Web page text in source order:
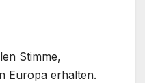
Stimme,
Europa erhalten.